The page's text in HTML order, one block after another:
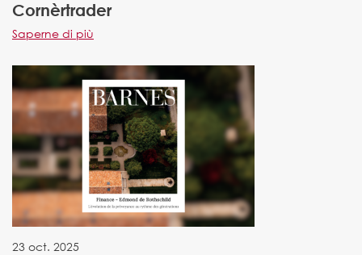
Cornèrtrader
Saperne di più
23 oct. 2025